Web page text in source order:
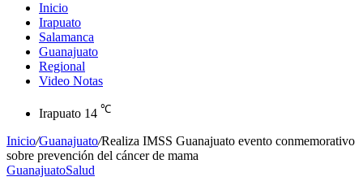
Inicio
Irapuato
Salamanca
Guanajuato
Regional
Video Notas
Irapuato 14 ℃
Inicio/Guanajuato/Realiza IMSS Guanajuato evento conmemorativo
sobre prevención del cáncer de mama
GuanajuatoSalud